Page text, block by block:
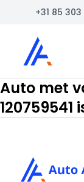
+31 85
Auto Atlas
Auto met
120759541